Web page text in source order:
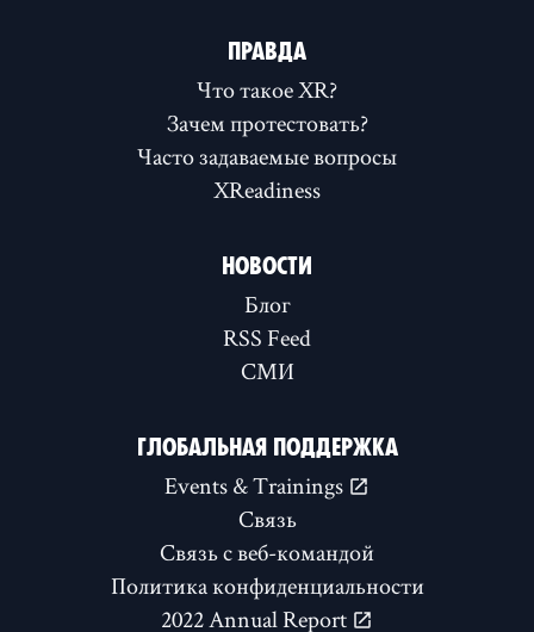
ПРАВДА
Что такое XR?
Зачем протестовать?
Часто задаваемые вопросы
XReadiness
НОВОСТИ
Блог
RSS Feed
СМИ
ГЛОБАЛЬНАЯ ПОДДЕРЖКА
Events & Trainings
Связь
Связь с веб-командой
Политика конфиденциальности
2022 Annual Report